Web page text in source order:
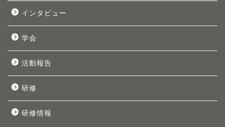
インタビュー
学会
活動報告
研修
研修情報